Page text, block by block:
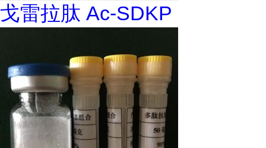
戈雷拉肽 Ac-SDKP